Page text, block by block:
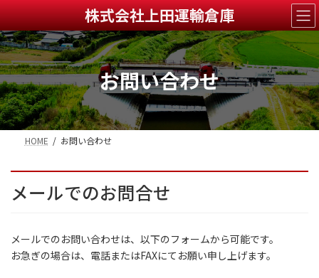
コ
ン
テ
ン
ツ
へ
ス
キ
ッ
プ
ナ
ビ
ゲ
ー
シ
ョ
ン
に
移
動
株式会社上田運輸倉庫
お問い合わせ
HOME お問い合わせ
メールでのお問合せ
メールでのお問い合わせは、以下のフォームから可能です。
お急ぎの場合は、電話またはFAXにてお願い申し上げます。